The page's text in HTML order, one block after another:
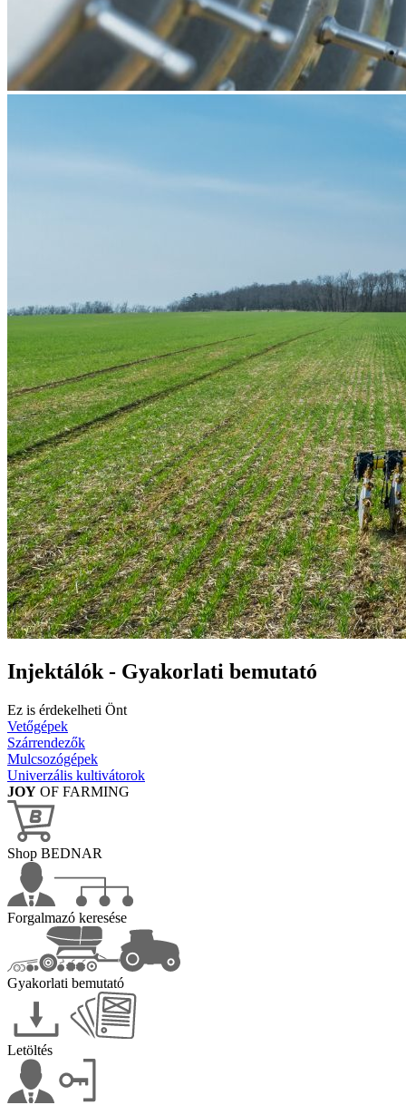
Injektálók - Gyakorlati bemutató
Ez is érdekelheti Önt
Vetőgépek
Szárrendezők
Mulcsozógépek
Univerzális kultivátorok
JOY OF FARMING
Shop BEDNAR
Forgalmazó keresése
Gyakorlati bemutató
Letöltés